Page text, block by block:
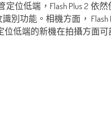
定位低端，Flash Plus 2
別功能。相機方面，
低端的新機在拍攝方面可